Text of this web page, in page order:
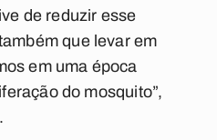
de reduzir esse
que levar em
em uma época
do mosquito”,